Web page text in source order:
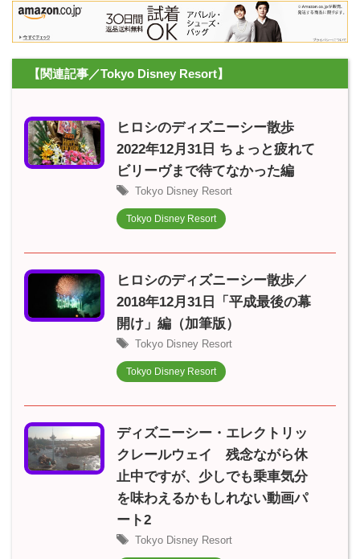
【関連記事／Tokyo Disney Resort】
ヒロシのディズニーシー散歩
2022年12月31日 ちょっと疲れて
ビリーヴまで待てなかった編
Tokyo Disney Resort
Tokyo Disney Resort
ヒロシのディズニーシー散歩／
2018年12月31日「平成最後の幕
開け」編（加筆版）
Tokyo Disney Resort
Tokyo Disney Resort
ディズニーシー・エレクトリッ
クレールウェイ 残念ながら休
止中ですが、少しでも乗車気分
を味わえるかもしれない動画パ
ート2
Tokyo Disney Resort